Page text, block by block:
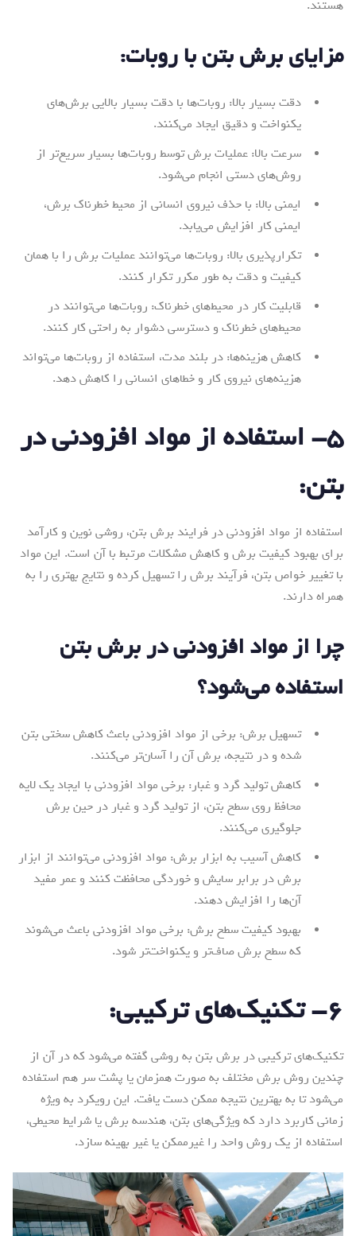
هستند.
مزایای برش بتن با روبات:
دقت بسیار بالا: روبات‌ها با دقت بسیار بالایی برش‌های
یکنواخت و دقیق ایجاد می‌کنند.
سرعت بالا: عملیات برش توسط روبات‌ها بسیار سریع‌تر از
روش‌های دستی انجام می‌شود.
ایمنی بالا: با حذف نیروی انسانی از محیط خطرناک برش،
ایمنی کار افزایش می‌یابد.
تکرارپذیری بالا: روبات‌ها می‌توانند عملیات برش را با همان
کیفیت و دقت به طور مکرر تکرار کنند.
قابلیت کار در محیط‌های خطرناک: روبات‌ها می‌توانند در
محیط‌های خطرناک و دسترسی دشوار به راحتی کار کنند.
کاهش هزینه‌ها: در بلند مدت، استفاده از روبات‌ها می‌تواند
هزینه‌های نیروی کار و خطاهای انسانی را کاهش دهد.
۵- استفاده از مواد افزودنی در
بتن:
استفاده از مواد افزودنی در فرایند برش بتن، روشی نوین و کارآمد
برای بهبود کیفیت برش و کاهش مشکلات مرتبط با آن است. این مواد
با تغییر خواص بتن، فرآیند برش را تسهیل کرده و نتایج بهتری را به
همراه دارند.
چرا از مواد افزودنی در برش بتن
استفاده می‌شود؟
تسهیل برش: برخی از مواد افزودنی باعث کاهش سختی بتن
شده و در نتیجه، برش آن را آسان‌تر می‌کنند.
کاهش تولید گرد و غبار: برخی مواد افزودنی با ایجاد یک لایه
محافظ روی سطح بتن، از تولید گرد و غبار در حین برش
جلوگیری می‌کنند.
کاهش آسیب به ابزار برش: مواد افزودنی می‌توانند از ابزار
برش در برابر سایش و خوردگی محافظت کنند و عمر مفید
آن‌ها را افزایش دهند.
بهبود کیفیت سطح برش: برخی مواد افزودنی باعث می‌شوند
که سطح برش صاف‌تر و یکنواخت‌تر شود.
۶- تکنیک‌های ترکیبی:
تکنیک‌های ترکیبی در برش بتن به روشی گفته می‌شود که در آن از
چندین روش برش مختلف به صورت همزمان یا پشت سر هم استفاده
می‌شود تا به بهترین نتیجه ممکن دست یافت. این رویکرد به ویژه
زمانی کاربرد دارد که ویژگی‌های بتن، هندسه برش یا شرایط محیطی،
استفاده از یک روش واحد را غیرممکن یا غیر بهینه سازد.